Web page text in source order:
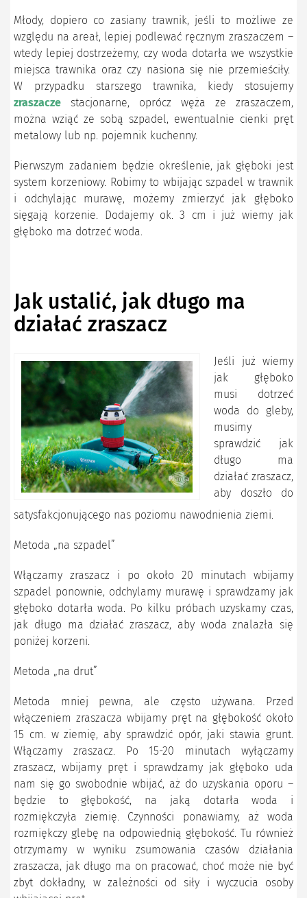
Młody, dopiero co zasiany trawnik, jeśli to możliwe ze
względu na areał, lepiej podlewać ręcznym zraszaczem –
wtedy lepiej dostrzeżemy, czy woda dotarła we wszystkie
miejsca trawnika oraz czy nasiona się nie przemieściły.
W przypadku starszego trawnika, kiedy stosujemy
zraszacze stacjonarne, oprócz węża ze zraszaczem,
można wziąć ze sobą szpadel, ewentualnie cienki pręt
metalowy lub np. pojemnik kuchenny.
Pierwszym zadaniem będzie określenie, jak głęboki jest
system korzeniowy. Robimy to wbijając szpadel w trawnik
i odchylając murawę, możemy zmierzyć jak głęboko
sięgają korzenie. Dodajemy ok. 3 cm i już wiemy jak
głęboko ma dotrzeć woda.
Jak ustalić, jak długo ma
działać zraszacz
Jeśli już wiemy
jak głęboko
musi dotrzeć
woda do gleby,
musimy
sprawdzić jak
długo ma
działać zraszacz,
aby doszło do
satysfakcjonującego nas poziomu nawodnienia ziemi.
Metoda „na szpadel”
Włączamy zraszacz i po około 20 minutach wbijamy
szpadel ponownie, odchylamy murawę i sprawdzamy jak
głęboko dotarła woda. Po kilku próbach uzyskamy czas,
jak długo ma działać zraszacz, aby woda znalazła się
poniżej korzeni.
Metoda „na drut”
Metoda mniej pewna, ale często używana. Przed
włączeniem zraszacza wbijamy pręt na głębokość około
15 cm. w ziemię, aby sprawdzić opór, jaki stawia grunt.
Włączamy zraszacz. Po 15-20 minutach wyłączamy
zraszacz, wbijamy pręt i sprawdzamy jak głęboko uda
nam się go swobodnie wbijać, aż do uzyskania oporu –
będzie to głębokość, na jaką dotarła woda i
rozmiękczyła ziemię. Czynności ponawiamy, aż woda
rozmiękczy glebę na odpowiednią głębokość. Tu również
otrzymamy w wyniku zsumowania czasów działania
zraszacza, jak długo ma on pracować, choć może nie być
zbyt dokładny, w zależności od siły i wyczucia osoby